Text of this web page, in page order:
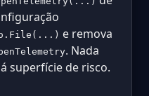
e remova
. Nada
superfície de risco.